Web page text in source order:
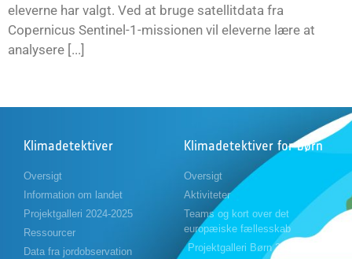
eleverne har valgt. Ved at bruge satellitdata fra
Copernicus Sentinel-1-missionen vil eleverne lære at
analysere [...]
Klimadetektiver
Oversigt
Information om landet
Projektgalleri 2024-2025
Ressourcer
Data fra jordobservation
Klimadetektiver for børn
Oversigt
Aktiviteter
Teams og kort over det
europæiske fællesskab
Projektgalleri Børn 2023-2024